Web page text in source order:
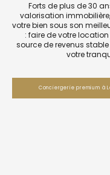
Forts de plus de 30
valorisation
votre bien sous son
: faire de votre
source de revenus
votre
Conciergerie premium à